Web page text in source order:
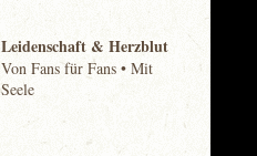
Leidenschaft & Herzblut
Von Fans für Fans • Mit
Seele